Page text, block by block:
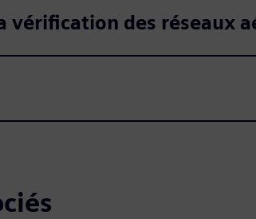
des réseaux